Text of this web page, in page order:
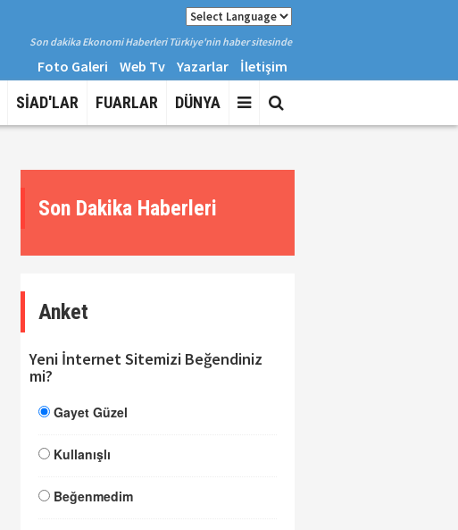
Son dakika Ekonomi Haberleri Türkiye'nin haber sitesinde
Foto Galeri Web Tv Yazarlar İletişim
SİAD'LAR FUARLAR DÜNYA
Son Dakika Haberleri
Anket
Yeni İnternet Sitemizi Beğendiniz
mi?
Gayet Güzel
Kullanışlı
Beğenmedim